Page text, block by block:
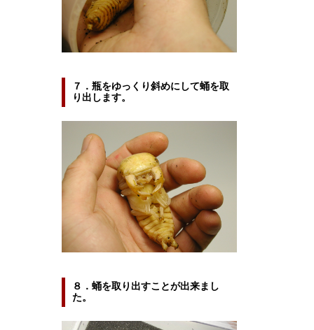
７．瓶をゆっくり斜めにして蛹を取
り出します。
８．蛹を取り出すことが出来まし
た。